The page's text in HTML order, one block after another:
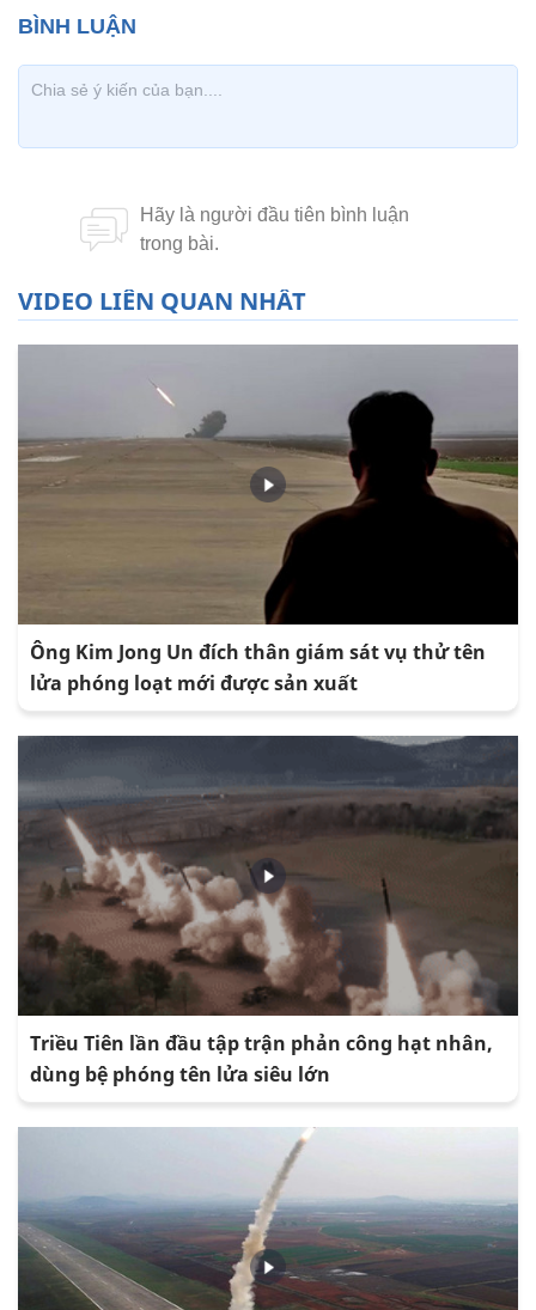
VIDEO LIÊN QUAN NHẤT
Ông Kim Jong Un đích thân giám sát vụ thử tên
lửa phóng loạt mới được sản xuất
Triều Tiên lần đầu tập trận phản công hạt nhân,
dùng bệ phóng tên lửa siêu lớn